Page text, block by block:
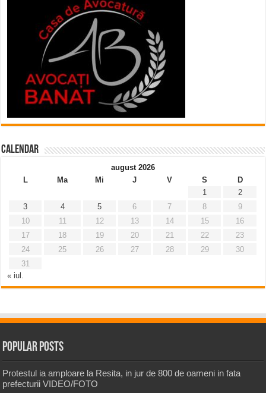
Calendar
august 2026
L
Ma Mi J V S
D
1
2
3
4 5 6 7 8
9
10
11 12 13 14 15
16
17
18 19 20 21 22
23
24
25 26 27 28 29
30
31
« iul.
Popular Posts
Protestul ia amploare la Resita, in jur de 800 de oameni in fata
prefecturii VIDEO/FOTO